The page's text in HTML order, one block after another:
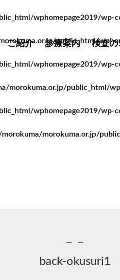
ご紹介 診療案内 検査
wphomepage2019/wp-
public_html/
wphomepage2019/
morokuma.or.jp/public_html/
wphomepage2019/
morokuma.or.jp/
－－
back-okusuri1